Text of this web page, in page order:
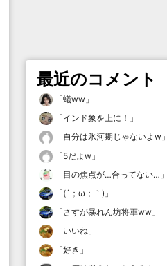
最近のコメント
「蟻ww 」
「インド象を上に！ 」
「自分は氷河期じゃないよw 」
「5だよw 」
「目の焦点が…合ってない… 」
「(´；ω；｀) 」
「さすが暴れん坊将軍ww 」
「いいね 」
「好き 」